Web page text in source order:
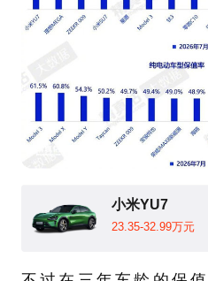
小米YU7
23.35-32.99万元